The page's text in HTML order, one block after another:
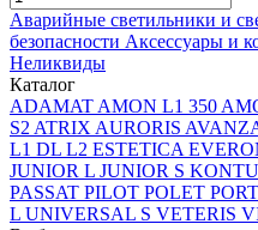
Аварийные светильники и
безопасности Аксессуары и
Неликвиды
Каталог
ADAMAT AMON L1 350
S2 ATRIX AURORIS
L1 DL L2 ESTETICA
JUNIOR L JUNIOR S
PASSAT PILOT POLET
L UNIVERSAL S VETERIS